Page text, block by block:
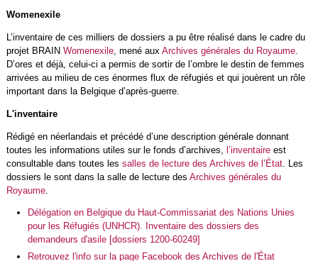
Womenexile
L’inventaire de ces milliers de dossiers a pu être réalisé dans le cadre du
projet BRAIN Womenexile, mené aux Archives générales du Royaume.
D’ores et déjà, celui-ci a permis de sortir de l’ombre le destin de femmes
arrivées au milieu de ces énormes flux de réfugiés et qui jouèrent un rôle
important dans la Belgique d’après-guerre.
L'inventaire
Rédigé en néerlandais et précédé d’une description générale donnant
toutes les informations utiles sur le fonds d’archives, l’inventaireest
consultable dans toutes les salles de lecture des Archives de l’État. Les
dossiers le sont dans la salle de lecture des Archives générales du
Royaume.
Délégation en Belgique du Haut-Commissariat des Nations Unies
pour les Réfugiés (UNHCR). Inventaire des dossiers des
demandeurs d'asile [dossiers 1200-60249]
Retrouvez l'info sur la page Facebook des Archives de l'État